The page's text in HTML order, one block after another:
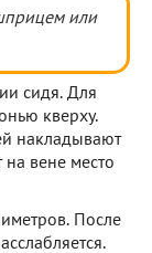
или
сидя. Для
кверху.
накладывают
вене место
После